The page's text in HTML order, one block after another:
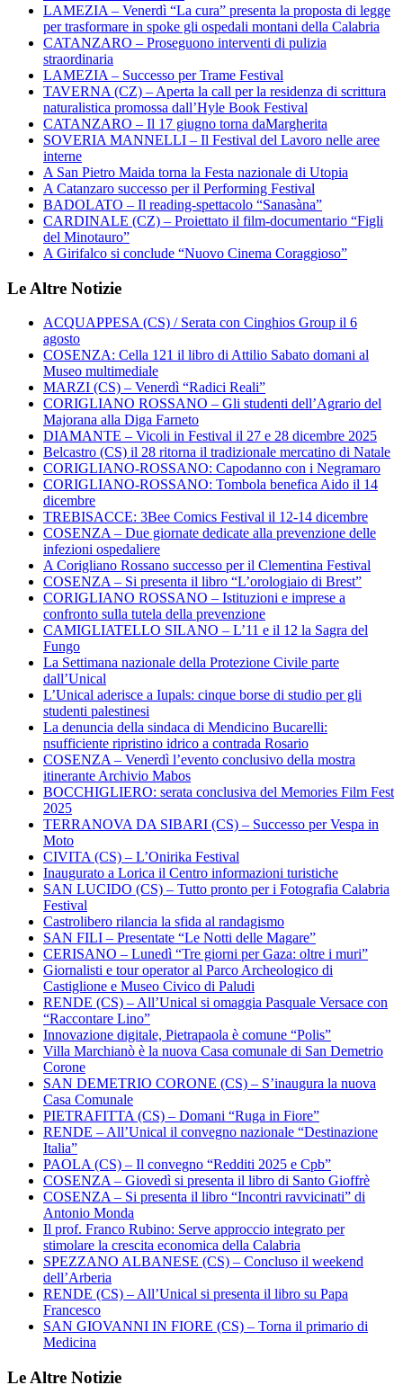
LAMEZIA – Venerdì “La cura” presenta la proposta di legge
per trasformare in spoke gli ospedali montani della Calabria
CATANZARO – Proseguono interventi di pulizia
straordinaria
LAMEZIA – Successo per Trame Festival
TAVERNA (CZ) – Aperta la call per la residenza di scrittura
naturalistica promossa dall’Hyle Book Festival
CATANZARO – Il 17 giugno torna daMargherita
SOVERIA MANNELLI – Il Festival del Lavoro nelle aree
interne
A San Pietro Maida torna la Festa nazionale di Utopia
A Catanzaro successo per il Performing Festival
BADOLATO – Il reading-spettacolo “Sanasàna”
CARDINALE (CZ) – Proiettato il film-documentario “Figli
del Minotauro”
A Girifalco si conclude “Nuovo Cinema Coraggioso”
Le Altre Notizie
ACQUAPPESA (CS) / Serata con Cinghios Group il 6
agosto
COSENZA: Cella 121 il libro di Attilio Sabato domani al
Museo multimediale
MARZI (CS) – Venerdì “Radici Reali”
CORIGLIANO ROSSANO – Gli studenti dell’Agrario del
Majorana alla Diga Farneto
DIAMANTE – Vicoli in Festival il 27 e 28 dicembre 2025
Belcastro (CS) il 28 ritorna il tradizionale mercatino di Natale
CORIGLIANO-ROSSANO: Capodanno con i Negramaro
CORIGLIANO-ROSSANO: Tombola benefica Aido il 14
dicembre
TREBISACCE: 3Bee Comics Festival il 12-14 dicembre
COSENZA – Due giornate dedicate alla prevenzione delle
infezioni ospedaliere
A Corigliano Rossano successo per il Clementina Festival
COSENZA – Si presenta il libro “L’orologiaio di Brest”
CORIGLIANO ROSSANO – Istituzioni e imprese a
confronto sulla tutela della prevenzione
CAMIGLIATELLO SILANO – L’11 e il 12 la Sagra del
Fungo
La Settimana nazionale della Protezione Civile parte
dall’Unical
L’Unical aderisce a Iupals: cinque borse di studio per gli
studenti palestinesi
La denuncia della sindaca di Mendicino Bucarelli:
nsufficiente ripristino idrico a contrada Rosario
COSENZA – Venerdì l’evento conclusivo della mostra
itinerante Archivio Mabos
BOCCHIGLIERO: serata conclusiva del Memories Film Fest
2025
TERRANOVA DA SIBARI (CS) – Successo per Vespa in
Moto
CIVITA (CS) – L’Onirika Festival
Inaugurato a Lorica il Centro informazioni turistiche
SAN LUCIDO (CS) – Tutto pronto per i Fotografia Calabria
Festival
Castrolibero rilancia la sfida al randagismo
SAN FILI – Presentate “Le Notti delle Magare”
CERISANO – Lunedì “Tre giorni per Gaza: oltre i muri”
Giornalisti e tour operator al Parco Archeologico di
Castiglione e Museo Civico di Paludi
RENDE (CS) – All’Unical si omaggia Pasquale Versace con
“Raccontare Lino”
Innovazione digitale, Pietrapaola è comune “Polis”
Villa Marchianò è la nuova Casa comunale di San Demetrio
Corone
SAN DEMETRIO CORONE (CS) – S’inaugura la nuova
Casa Comunale
PIETRAFITTA (CS) – Domani “Ruga in Fiore”
RENDE – All’Unical il convegno nazionale “Destinazione
Italia”
PAOLA (CS) – Il convegno “Redditi 2025 e Cpb”
COSENZA – Giovedì si presenta il libro di Santo Gioffrè
COSENZA – Si presenta il libro “Incontri ravvicinati” di
Antonio Monda
Il prof. Franco Rubino: Serve approccio integrato per
stimolare la crescita economica della Calabria
SPEZZANO ALBANESE (CS) – Concluso il weekend
dell’Arberia
RENDE (CS) – All’Unical si presenta il libro su Papa
Francesco
SAN GIOVANNI IN FIORE (CS) – Torna il primario di
Medicina
Le Altre Notizie